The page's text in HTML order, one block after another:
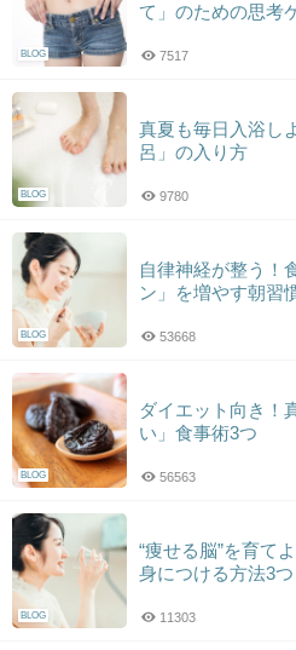
BLOG
て」のための思考
7517
BLOG
真夏も毎日入浴し
呂」の入り方
9780
BLOG
自律神経が整う！
ン」を増やす朝習
53668
BLOG
ダイエット向き！
い」食事術3つ
56563
BLOG
“痩せる脳”を育て
身につける方法3つ
11303